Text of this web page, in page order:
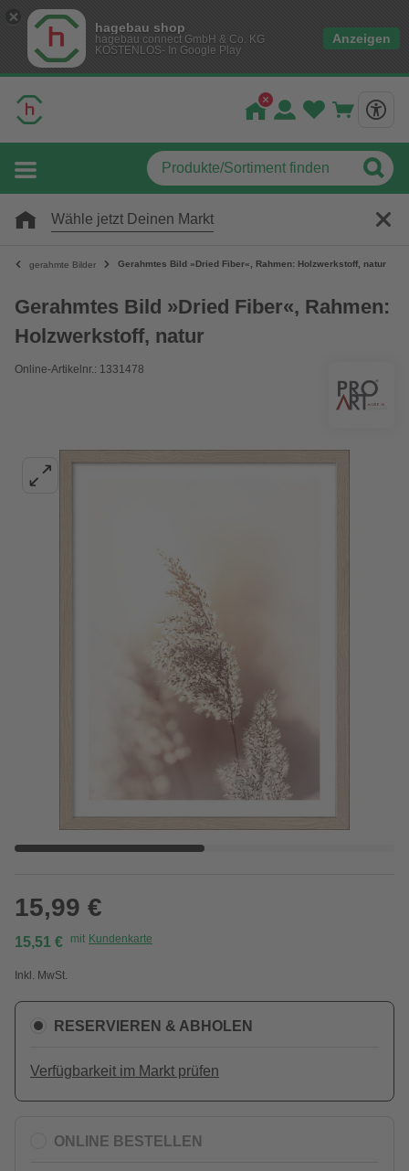
hagebau shop
hagebau connect GmbH & Co. KG
KOSTENLOS- In Google Play
Anzeigen
Wähle jetzt Deinen Markt
gerahmte Bilder Gerahmtes Bild »Dried Fiber«, Rahmen: Holzwerkstoff, natur
Gerahmtes Bild »Dried Fiber«, Rahmen:
Holzwerkstoff, natur
Online-Artikelnr.: 1331478
15,99 €
15,51 € mit Kundenkarte
Inkl. MwSt.
RESERVIEREN & ABHOLEN
Verfügbarkeit im Markt prüfen
ONLINE BESTELLEN